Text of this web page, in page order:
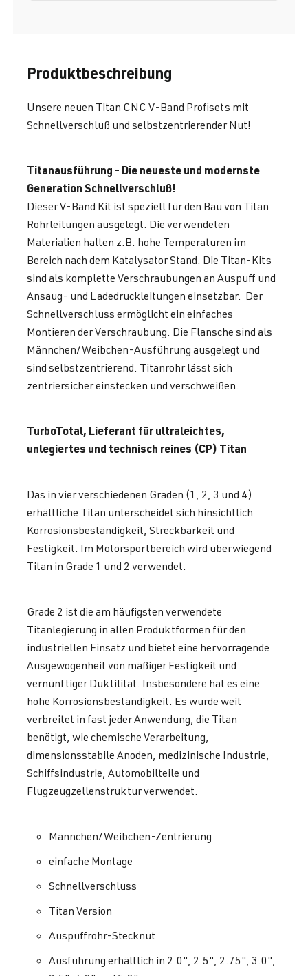
Produktbeschreibung
Unsere neuen Titan CNC V-Band Profisets mit
Schnellverschluß und selbstzentrierender Nut!
Titanausführung - Die neueste und modernste
Generation Schnellverschluß!
Dieser V-Band Kit ist speziell für den Bau von Titan
Rohrleitungen ausgelegt. Die verwendeten
Materialien halten z.B. hohe Temperaturen im
Bereich nach dem Katalysator Stand. Die Titan-Kits
sind als komplette Verschraubungen an Auspuff und
Ansaug- und Ladedruckleitungen einsetzbar. Der
Schnellverschluss ermöglicht ein einfaches
Montieren der Verschraubung. Die Flansche sind als
Männchen/Weibchen-Ausführung ausgelegt und
sind selbstzentrierend. Titanrohr lässt sich
zentriersicher einstecken und verschweißen.
TurboTotal, Lieferant für ultraleichtes,
unlegiertes und technisch reines (CP) Titan
Das in vier verschiedenen Graden (1, 2, 3 und 4)
erhältliche Titan unterscheidet sich hinsichtlich
Korrosionsbeständigkeit, Streckbarkeit und
Festigkeit. Im Motorsportbereich wird überwiegend
Titan in Grade 1 und 2 verwendet.
Grade 2 ist die am häufigsten verwendete
Titanlegierung in allen Produktformen für den
industriellen Einsatz und bietet eine hervorragende
Ausgewogenheit von mäßiger Festigkeit und
vernünftiger Duktilität. Insbesondere hat es eine
hohe Korrosionsbeständigkeit. Es wurde weit
verbreitet in fast jeder Anwendung, die Titan
benötigt, wie chemische Verarbeitung,
dimensionsstabile Anoden, medizinische Industrie,
Schiffsindustrie, Automobilteile und
Flugzeugzellenstruktur verwendet.
Männchen/Weibchen-Zentrierung
einfache Montage
Schnellverschluss
Titan Version
Auspuffrohr-Stecknut
Ausführung erhältlich in 2.0", 2.5", 2.75", 3.0",